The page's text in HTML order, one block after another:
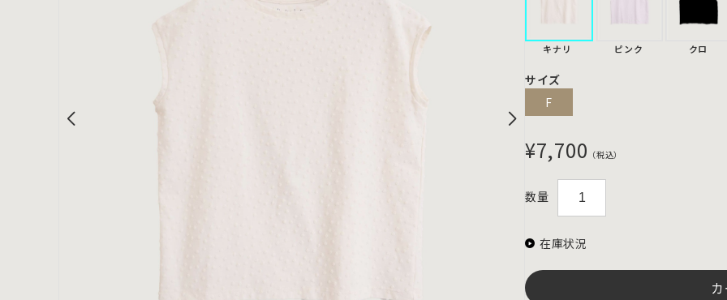
キナリ ピンク クロ
サイズ
F
¥7,700 （税込）
数量
在庫状況